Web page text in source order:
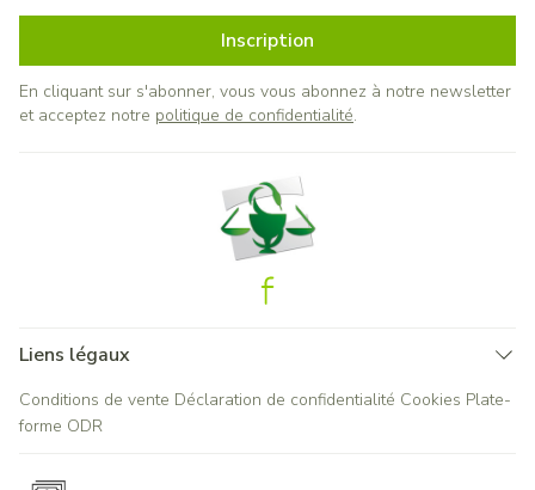
Inscription
En cliquant sur s'abonner, vous vous abonnez à notre newsletter
et acceptez notre politique de confidentialité.
Liens légaux
Conditions de vente Déclaration de confidentialité Cookies Plate-
forme ODR